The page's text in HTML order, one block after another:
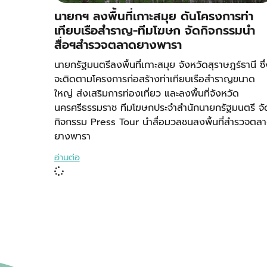
นายกฯ ลงพื้นที่เกาะสมุย ดันโครงการท่า
เทียบเรือสำราญ-ทีมโฆษก จัดกิจกรรมนำ
สื่อฯสำรวจตลาดยางพารา
นายกรัฐมนตรีลงพื้นที่เกาะสมุย จังหวัดสุราษฎร์ธานี
จะติดตามโครงการก่อสร้างท่าเทียบเรือสำราญขนาด
ใหญ่ ส่งเสริมการท่องเที่ยว และลงพื้นที่จังหวัด
นครศรีธรรมราช ทีมโฆษกประจำสำนักนายกรัฐมนตรี
กิจกรรม Press Tour นำสื่อมวลชนลงพื้นที่สำรวจตล
ยางพารา
อ่านต่อ